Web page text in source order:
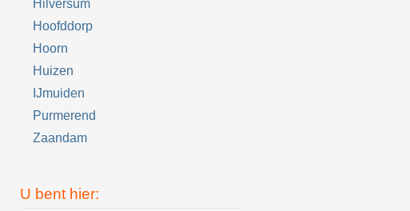
Hilversum
Hoofddorp
Hoorn
Huizen
IJmuiden
Purmerend
Zaandam
U bent hier: